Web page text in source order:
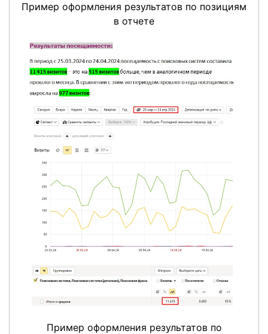
Пример оформления результатов по позициям
в отчете
Пример оформления результатов по